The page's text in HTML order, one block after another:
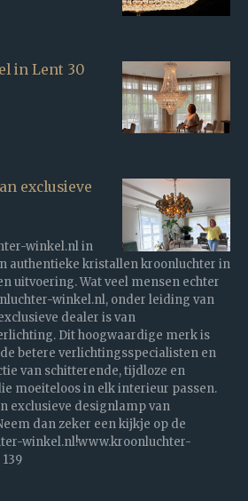
in Lent 30
exclusieve
winkel.nl in
authentieke kristallen kroonluchter in
uitvoering. Wat veel mensen echter
winkel.nl, onder leiding van
dealer is van
Dit hoogwaardige merk is
betere verlichtingsspecialisten en
van schitterende, tijdloze en
moeiteloos in elk interieur passen.
exclusieve designlamp van
dan zeker een kijkje op de
winkel.nl!www.kroonluchter-